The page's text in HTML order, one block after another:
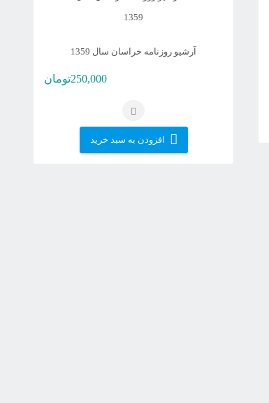
آرشیو روزنامه خراسان سال 1359
250,000تومان
افزودن به سبد خرید